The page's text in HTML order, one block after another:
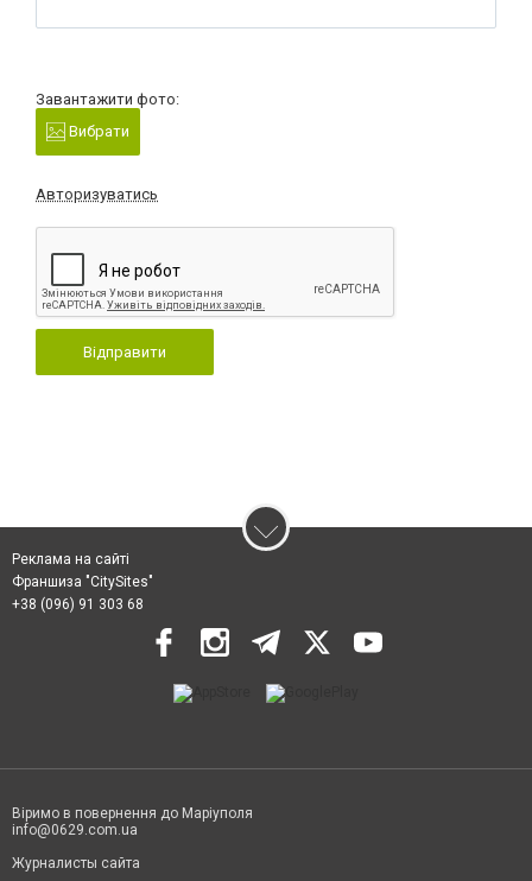
Завантажити фото:
Вибрати
Авторизуватись
Відправити
Реклама на сайті
Франшиза "CitySites"
+38 (096) 91 303 68
Віримо в повернення до Маріуполя
info@0629.com.ua
Журналисты сайта